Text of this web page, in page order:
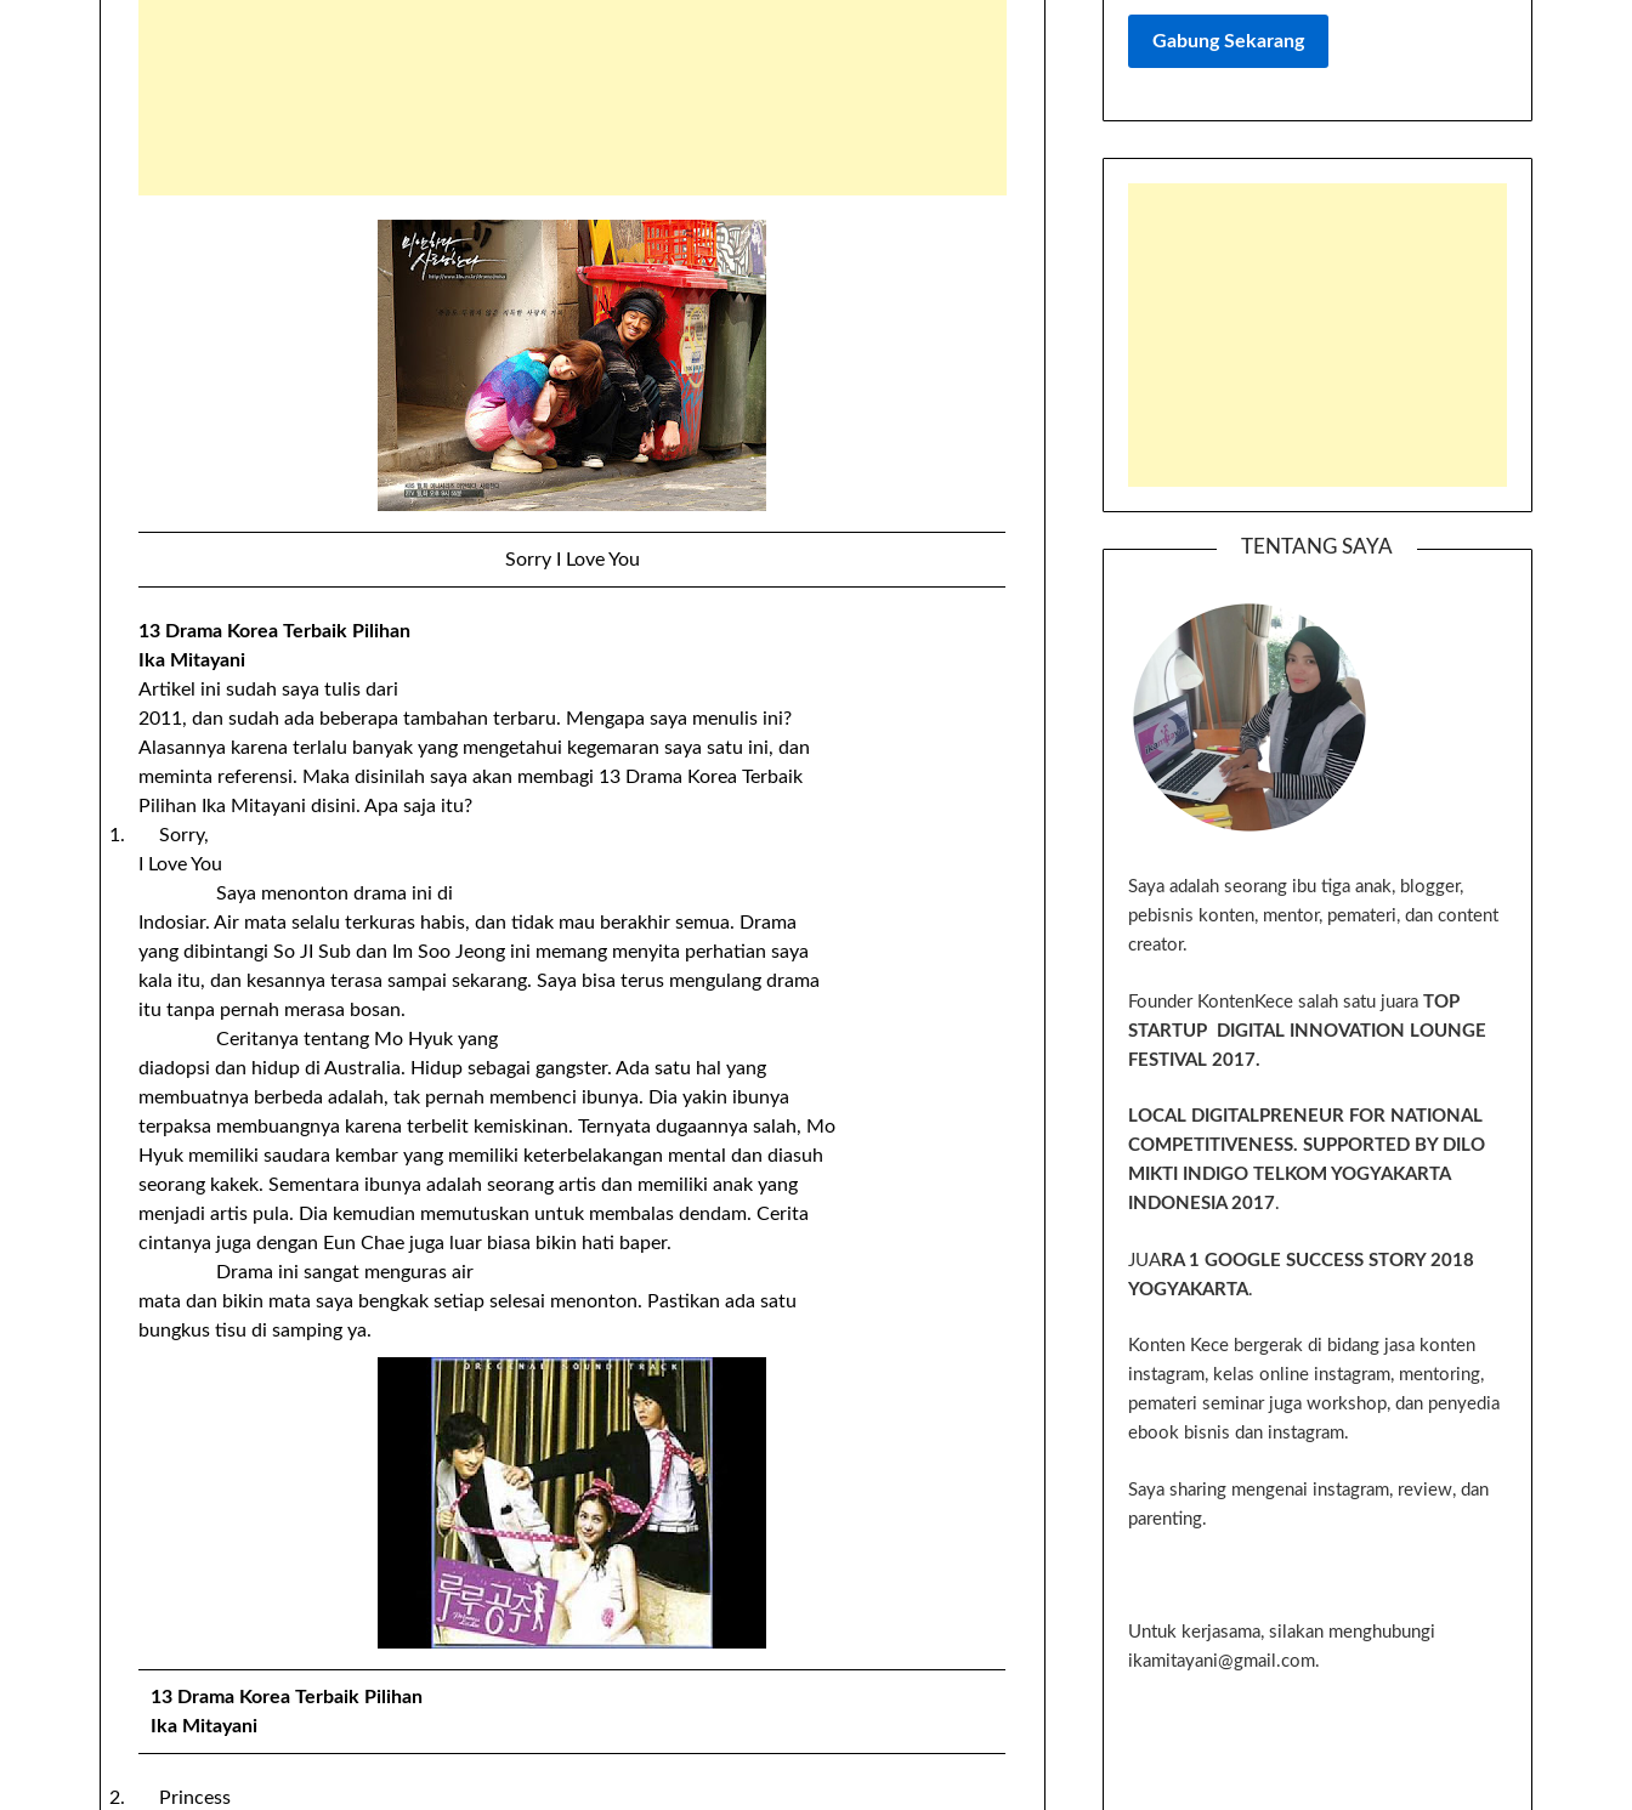
Sorry I Love You
13 Drama Korea Terbaik Pilihan
Ika Mitayani
Artikel ini sudah saya tulis dari
2011, dan sudah ada beberapa tambahan terbaru. Mengapa saya menulis ini?
Alasannya karena terlalu banyak yang mengetahui kegemaran saya satu ini, dan
meminta referensi. Maka disinilah saya akan membagi 13 Drama Korea Terbaik
Pilihan Ika Mitayani disini. Apa saja itu?
1. Sorry,
I Love You
Saya menonton drama ini di
Indosiar. Air mata selalu terkuras habis, dan tidak mau berakhir semua. Drama
yang dibintangi So JI Sub dan Im Soo Jeong ini memang menyita perhatian saya
kala itu, dan kesannya terasa sampai sekarang. Saya bisa terus mengulang drama
itu tanpa pernah merasa bosan.
Ceritanya tentang Mo Hyuk yang
diadopsi dan hidup di Australia. Hidup sebagai gangster. Ada satu hal yang
membuatnya berbeda adalah, tak pernah membenci ibunya. Dia yakin ibunya
terpaksa membuangnya karena terbelit kemiskinan. Ternyata dugaannya salah, Mo
Hyuk memiliki saudara kembar yang memiliki keterbelakangan mental dan diasuh
seorang kakek. Sementara ibunya adalah seorang artis dan memiliki anak yang
menjadi artis pula. Dia kemudian memutuskan untuk membalas dendam. Cerita
cintanya juga dengan Eun Chae juga luar biasa bikin hati baper.
Drama ini sangat menguras air
mata dan bikin mata saya bengkak setiap selesai menonton. Pastikan ada satu
bungkus tisu di samping ya.
13 Drama Korea Terbaik Pilihan
Ika Mitayani
2. Princess
TENTANG SAYA
Saya adalah seorang ibu tiga anak, blogger,
pebisnis konten, mentor, pemateri, dan content
creator.
Founder KontenKece salah satu juara TOP
STARTUP DIGITAL INNOVATION LOUNGE
FESTIVAL 2017.
LOCAL DIGITALPRENEUR FOR NATIONAL
COMPETITIVENESS. SUPPORTED BY DILO
MIKTI INDIGO TELKOM YOGYAKARTA
INDONESIA 2017.
JUARA 1 GOOGLE SUCCESS STORY 2018
YOGYAKARTA.
Konten Kece bergerak di bidang jasa konten
instagram, kelas online instagram, mentoring,
pemateri seminar juga workshop, dan penyedia
ebook bisnis dan instagram.
Saya sharing mengenai instagram, review, dan
parenting.
Untuk kerjasama, silakan menghubungi
ikamitayani@gmail.com.